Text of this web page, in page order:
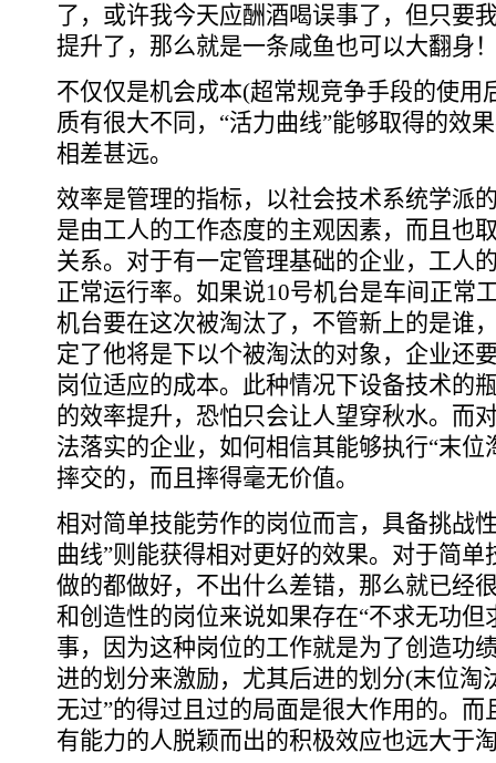
了，或许我今天应酬酒喝误事了，但只要
提升了，那么就是一条咸鱼也可以大翻身
不仅仅是机会成本(超常规竞争手段的使用
质有很大不同，“活力曲线”能够取得的效
相差甚远。
效率是管理的指标，以社会技术系统学派
是由工人的工作态度的主观因素，而且也
关系。对于有一定管理基础的企业，工人
正常运行率。如果说10号机台是车间正常
机台要在这次被淘汰了，不管新上的是谁
定了他将是下以个被淘汰的对象，企业还
岗位适应的成本。此种情况下设备技术的
的效率提升，恐怕只会让人望穿秋水。而
法落实的企业，如何相信其能够执行“末
摔交的，而且摔得毫无价值。
相对简单技能劳作的岗位而言，具备挑战
曲线”则能获得相对更好的效果。对于简
做的都做好，不出什么差错，那么就已经
和创造性的岗位来说如果存在“不求无功但
事，因为这种岗位的工作就是为了创造功
进的划分来激励，尤其后进的划分(末位淘
无过”的得过且过的局面是很大作用的。
有能力的人脱颖而出的积极效应也远大于